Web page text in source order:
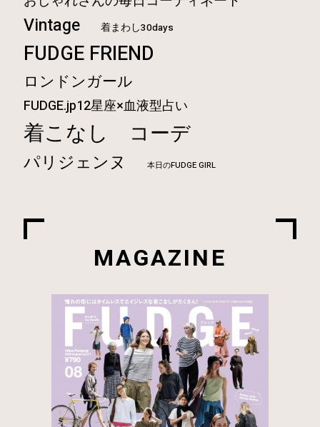
Vintage 着まわし30days
FUDGE FRIEND
ロンドンガール
FUDGE.jp12星座×血液型占い
着こなし コーデ
パリジェンヌ 本日のFUDGE GIRL
MAGAZINE